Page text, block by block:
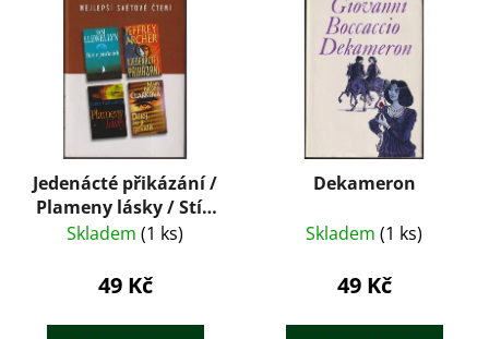
Jedenácté přikázání /
Plameny lásky / Stín
v písčinách / Dělej, že
Skladem (1 ks)
49 Kč
Dekameron
Skladem (1 ks)
49 Kč